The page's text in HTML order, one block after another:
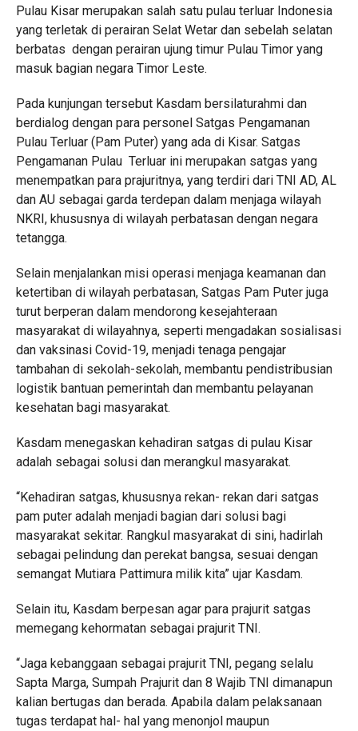
Pulau Kisar merupakan salah satu pulau terluar Indonesia
yang terletak di perairan Selat Wetar dan sebelah selatan
berbatas dengan perairan ujung timur Pulau Timor yang
masuk bagian negara Timor Leste.
Pada kunjungan tersebut Kasdam bersilaturahmi dan
berdialog dengan para personel Satgas Pengamanan
Pulau Terluar (Pam Puter) yang ada di Kisar. Satgas
Pengamanan Pulau Terluar ini merupakan satgas yang
menempatkan para prajuritnya, yang terdiri dari TNI AD, AL
dan AU sebagai garda terdepan dalam menjaga wilayah
NKRI, khususnya di wilayah perbatasan dengan negara
tetangga.
Selain menjalankan misi operasi menjaga keamanan dan
ketertiban di wilayah perbatasan, Satgas Pam Puter juga
turut berperan dalam mendorong kesejahteraan
masyarakat di wilayahnya, seperti mengadakan sosialisasi
dan vaksinasi Covid-19, menjadi tenaga pengajar
tambahan di sekolah-sekolah, membantu pendistribusian
logistik bantuan pemerintah dan membantu pelayanan
kesehatan bagi masyarakat.
Kasdam menegaskan kehadiran satgas di pulau Kisar
adalah sebagai solusi dan merangkul masyarakat.
“Kehadiran satgas, khususnya rekan- rekan dari satgas
pam puter adalah menjadi bagian dari solusi bagi
masyarakat sekitar. Rangkul masyarakat di sini, hadirlah
sebagai pelindung dan perekat bangsa, sesuai dengan
semangat Mutiara Pattimura milik kita” ujar Kasdam.
Selain itu, Kasdam berpesan agar para prajurit satgas
memegang kehormatan sebagai prajurit TNI.
“Jaga kebanggaan sebagai prajurit TNI, pegang selalu
Sapta Marga, Sumpah Prajurit dan 8 Wajib TNI dimanapun
kalian bertugas dan berada. Apabila dalam pelaksanaan
tugas terdapat hal- hal yang menonjol maupun